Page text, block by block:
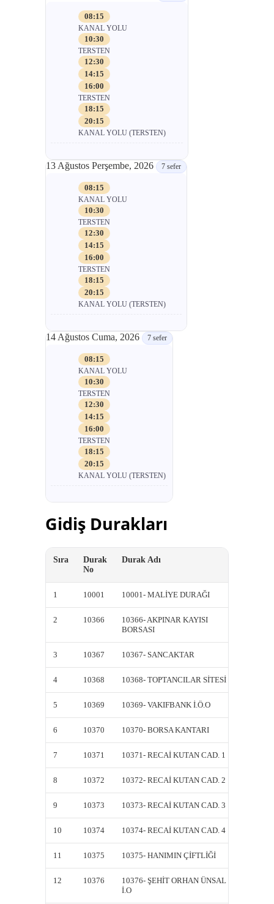
08:15
KANAL YOLU
10:30
TERSTEN
12:30
14:15
16:00
TERSTEN
18:15
20:15
KANAL YOLU (TERSTEN)
13 Ağustos Perşembe, 2026 7 sefer
08:15
KANAL YOLU
10:30
TERSTEN
12:30
14:15
16:00
TERSTEN
18:15
20:15
KANAL YOLU (TERSTEN)
14 Ağustos Cuma, 2026 7 sefer
08:15
KANAL YOLU
10:30
TERSTEN
12:30
14:15
16:00
TERSTEN
18:15
20:15
KANAL YOLU (TERSTEN)
Gidiş Durakları
Sıra
Durak
No
Durak Adı
1 10001 10001- MALİYE DURAĞI
2 10366
10366- AKPINAR KAYISI
BORSASI
3 10367 10367- SANCAKTAR
4 10368 10368- TOPTANCILAR SİTESİ
5 10369 10369- VAKIFBANK İ.Ö.O
6 10370 10370- BORSA KANTARI
7 10371 10371- RECAİ KUTAN CAD. 1
8 10372 10372- RECAİ KUTAN CAD. 2
9 10373 10373- RECAİ KUTAN CAD. 3
10 10374 10374- RECAİ KUTAN CAD. 4
11 10375 10375- HANIMIN ÇİFTLİĞİ
12 10376
10376- ŞEHİT ORHAN ÜNSAL
İ.O